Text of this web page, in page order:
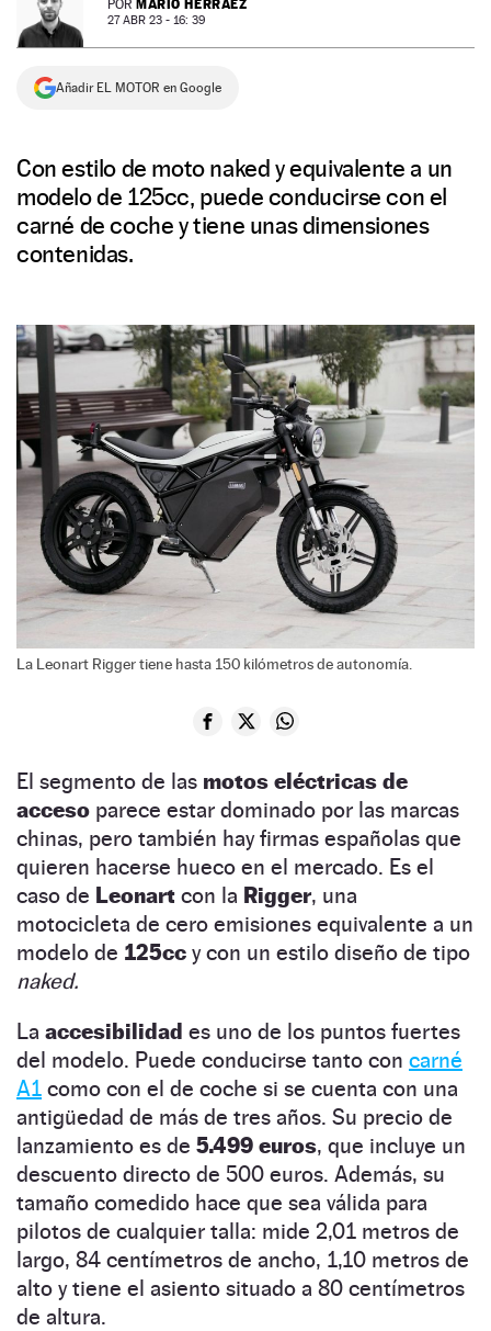
NEWSLETTER
SÍGUENOS
POR MARIO HERRÁEZ
27 ABR 23 - 16: 39
Añadir EL MOTOR en Google
Con estilo de moto naked y equivalente a un
modelo de 125cc, puede conducirse con el
carné de coche y tiene unas dimensiones
contenidas.
La Leonart Rigger tiene hasta 150 kilómetros de autonomía.
El segmento de las motos eléctricas de
acceso parece estar dominado por las marcas
chinas, pero también hay firmas españolas que
quieren hacerse hueco en el mercado. Es el
caso de Leonart con la Rigger, una
motocicleta de cero emisiones equivalente a un
modelo de 125cc y con un estilo diseño de tipo
naked.
La accesibilidad es uno de los puntos fuertes
del modelo. Puede conducirse tanto con carné
A1 como con el de coche si se cuenta con una
antigüedad de más de tres años. Su precio de
lanzamiento es de 5.499 euros, que incluye un
descuento directo de 500 euros. Además, su
tamaño comedido hace que sea válida para
pilotos de cualquier talla: mide 2,01 metros de
largo, 84 centímetros de ancho, 1,10 metros de
alto y tiene el asiento situado a 80 centímetros
de altura.